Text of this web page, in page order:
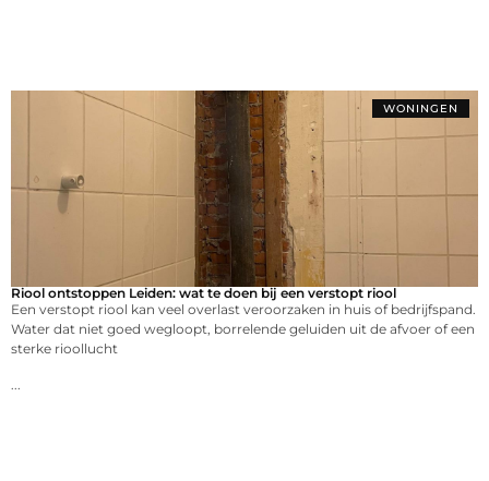
WONINGEN
Riool ontstoppen Leiden: wat te doen bij een verstopt riool
Een verstopt riool kan veel overlast veroorzaken in huis of bedrijfspand.
Water dat niet goed wegloopt, borrelende geluiden uit de afvoer of een
sterke rioollucht